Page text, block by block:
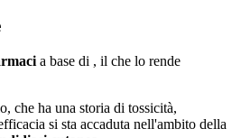
a base di , il che lo rende
che ha una storia di tossicità,
si sta accaduta nell'ambito della